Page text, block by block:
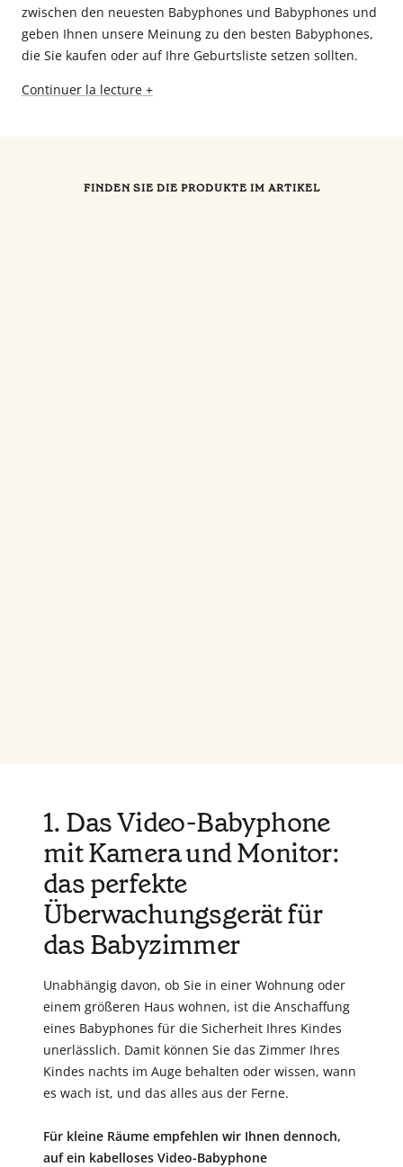
zwischen den neuesten Babyphones und Babyphones und
geben Ihnen unsere Meinung zu den besten Babyphones,
die Sie kaufen oder auf Ihre Geburtsliste setzen sollten.
Continuer la lecture +
FINDEN SIE DIE PRODUKTE IM ARTIKEL
1. Das Video-Babyphone
mit Kamera und Monitor:
das perfekte
Überwachungsgerät für
das Babyzimmer
Unabhängig davon, ob Sie in einer Wohnung oder
einem größeren Haus wohnen, ist die Anschaffung
eines Babyphones für die Sicherheit Ihres Kindes
unerlässlich. Damit können Sie das Zimmer Ihres
Kindes nachts im Auge behalten oder wissen, wann
es wach ist, und das alles aus der Ferne.
Für kleine Räume empfehlen wir Ihnen dennoch,
auf ein kabelloses Video-Babyphone